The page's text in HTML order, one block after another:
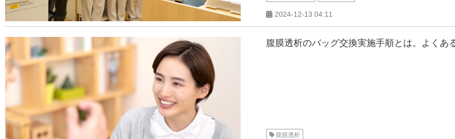
2024-12-13 04:11
腹膜透析のバッグ交換実施手順とは。よく
腹膜透析